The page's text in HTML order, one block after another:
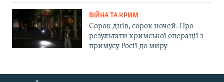
ВІЙНА ТА КРИМ
Сорок днів, сорок ночей. Про
результати кримської операції з
примусу Росії до миру